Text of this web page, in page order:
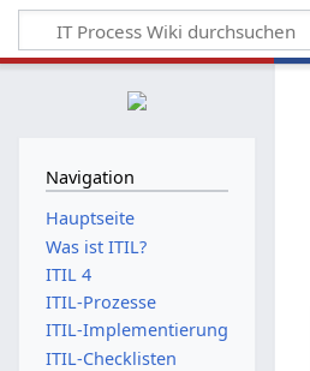
Navigation
Hauptseite
Was ist ITIL?
ITIL 4
ITIL-Prozesse
ITIL-Implementierung
ITIL-Checklisten